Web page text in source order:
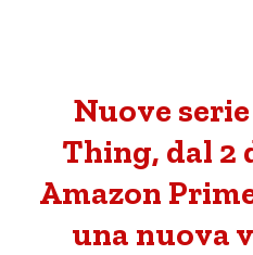
Nuove
Thing, dal 2
Amazon
una nuova